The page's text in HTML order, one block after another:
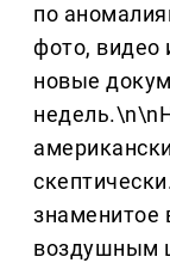
по
фото, видео
новые
знаменитое
воздушным